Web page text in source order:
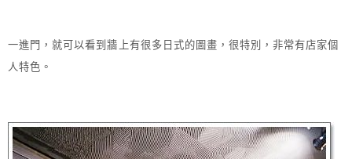
一進門，就可以看到牆上有很多日式的圖畫，很特別，非常有店家個
人特色。